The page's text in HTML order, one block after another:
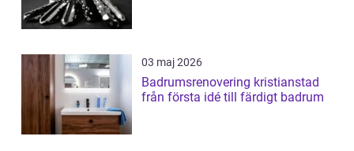
03 maj 2026
Badrumsrenovering kristianstad
från första idé till färdigt badrum